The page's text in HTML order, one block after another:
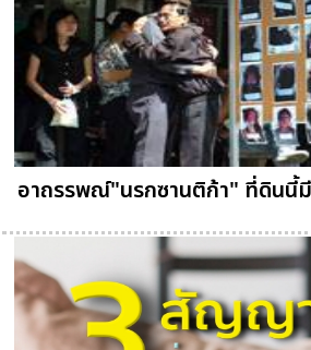
อาถรรพณ์"นรกซานติก้า" ที่ดินนี้